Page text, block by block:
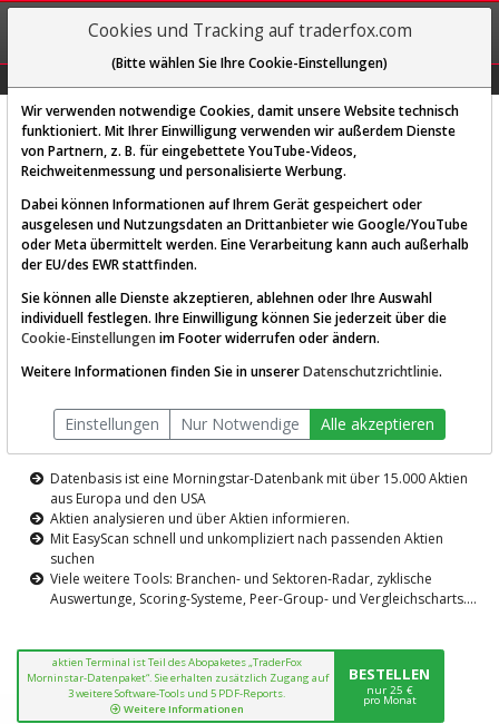
REGIS-
TRIEREN
Diese Funktion ist nur für
AKTIEN-TERMINAL
Die Aktienanalyse-Plattform von
TraderFox
Datenbasis ist eine Morningstar-Datenbank mit über 15.000 Aktien
aus Europa und den USA
Aktien analysieren und über Aktien informieren.
Mit EasyScan schnell und unkompliziert nach passenden Aktien
suchen
Viele weitere Tools: Branchen- und Sektoren-Radar, zyklische
Auswertunge, Scoring-Systeme, Peer-Group- und Vergleichscharts....
aktien Terminal ist Teil des Abopaketes „TraderFox
Morninstar-Datenpaket“. Sie erhalten zusätzlich Zugang auf
3 weitere Software-Tools und 5 PDF-Reports.
Weitere Informationen
BESTELLEN
nur 25 €
pro Monat
Cookies und Tracking auf traderfox.com
(Bitte wählen Sie Ihre Cookie-Einstellungen)
Wir verwenden notwendige Cookies, damit unsere Website technisch
funktioniert. Mit Ihrer Einwilligung verwenden wir außerdem Dienste
von Partnern, z. B. für eingebettete YouTube-Videos,
Reichweitenmessung und personalisierte Werbung.
Dabei können Informationen auf Ihrem Gerät gespeichert oder
ausgelesen und Nutzungsdaten an Drittanbieter wie Google/YouTube
oder Meta übermittelt werden. Eine Verarbeitung kann auch außerhalb
der EU/des EWR stattfinden.
Sie können alle Dienste akzeptieren, ablehnen oder Ihre Auswahl
individuell festlegen. Ihre Einwilligung können Sie jederzeit über die
Cookie-Einstellungen im Footer widerrufen oder ändern.
Weitere Informationen finden Sie in unsererDatenschutzrichtlinie.
Einstellungen Nur Notwendige Alle akzeptieren